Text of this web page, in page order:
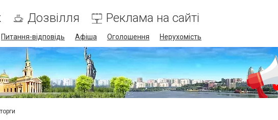
Дозвілля Реклама на сайті
Питання-відповідь Афіша Оголошення Нерухомість